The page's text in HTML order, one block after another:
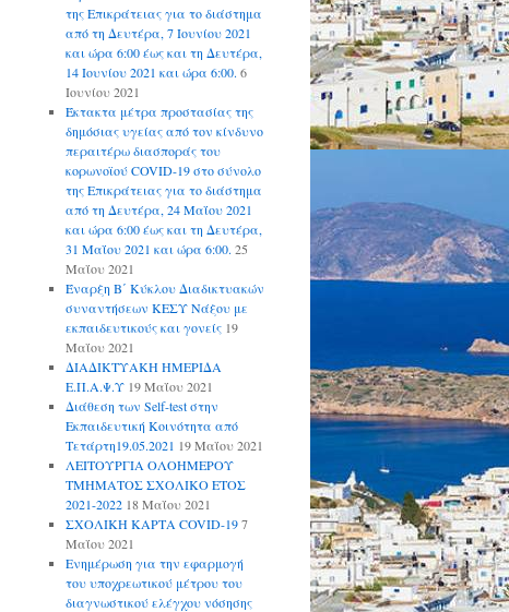
της Επικράτειας για το διάστημα
από τη Δευτέρα, 7 Ιουνίου 2021
και ώρα 6:00 έως και τη Δευτέρα,
14 Ιουνίου 2021 και ώρα 6:00. 6
Ιουνίου 2021
Έκτακτα μέτρα προστασίας της
δημόσιας υγείας από τον κίνδυνο
περαιτέρω διασποράς του
κορωνοϊού COVID-19 στο σύνολο
της Επικράτειας για το διάστημα
από τη Δευτέρα, 24 Μαΐου 2021
και ώρα 6:00 έως και τη Δευτέρα,
31 Μαΐου 2021 και ώρα 6:00. 25
Μαΐου 2021
Έναρξη Β΄ Κύκλου Διαδικτυακών
συναντήσεων ΚΕΣΥ Νάξου με
εκπαιδευτικούς και γονείς 19
Μαΐου 2021
ΔΙΑΔΙΚΤΥΑΚΗ ΗΜΕΡΙΔΑ
Ε.Π.Α.Ψ.Υ 19 Μαΐου 2021
Διάθεση των Self-test στην
Εκπαιδευτική Κοινότητα από
Τετάρτη19.05.2021 19 Μαΐου 2021
ΛΕΙΤΟΥΡΓΙΑ ΟΛΟΗΜΕΡΟΥ
ΤΜΗΜΑΤΟΣ ΣΧΟΛΙΚΟ ΕΤΟΣ
2021-2022 18 Μαΐου 2021
ΣΧΟΛΙΚΗ ΚΑΡΤΑ COVID-19 7
Μαΐου 2021
Ενημέρωση για την εφαρμογή
του υποχρεωτικού μέτρου του
διαγνωστικού ελέγχου νόσησης